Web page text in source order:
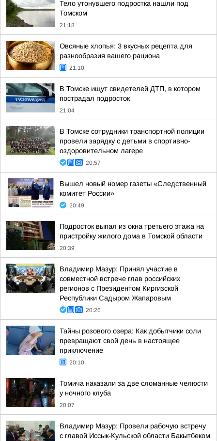
Тело утонувшего подростка нашли под
Томском
21:18
Овсяные хлопья: 3 вкусных рецепта для
разнообразия вашего рациона
21:10
В Томске ищут свидетелей ДТП, в котором
пострадал подросток
21:04
В Томске сотрудники транспортной полиции
провели зарядку с детьми в спортивно-
оздоровительном лагере
20:57
Вышел новый номер газеты «Следственный
комитет России»
20:49
Подросток выпал из окна третьего этажа на
пристройку жилого дома в Томской области
20:39
Владимир Мазур: Принял участие в
совместной встрече глав российских
регионов с Президентом Киргизской
Республики Садыром Жапаровым
20:26
Тайны розового озера: Как добытчики соли
превращают свой день в настоящее
приключение
20:10
Томича наказали за две сломанные челюсти
у ночного клуба
20:07
Владимир Мазур: Провели рабочую встречу
с главой Иссык-Кульской области Бакытбеком